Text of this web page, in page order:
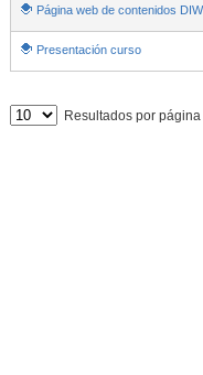
Página web de contenidos DIW
Presentación curso
Resultados por página